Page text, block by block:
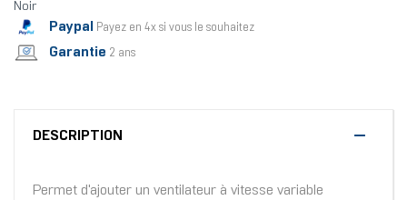
Noir
Paypal Payez en 4x si vous le souhaitez
Garantie 2 ans
DESCRIPTION
Permet d'ajouter un ventilateur à vitesse variable